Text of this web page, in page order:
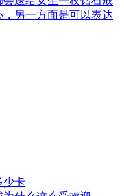
另一方面是可以表达
少卡